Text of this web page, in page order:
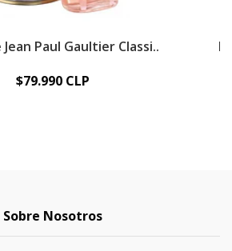
Paul Gaultier Classi..
$79.990 CLP
Sobre Nosotros